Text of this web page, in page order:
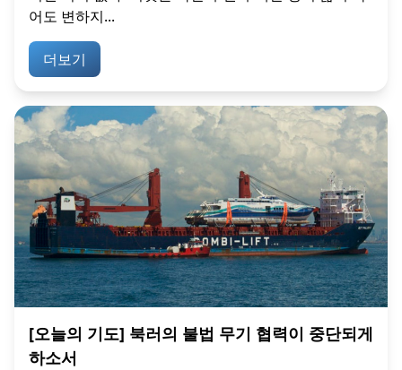
어도 변하지...
더보기
[오늘의 기도] 북러의 불법 무기 협력이 중단되게
하소서